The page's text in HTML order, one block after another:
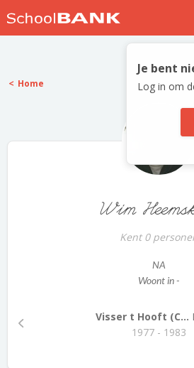
Nostalgische
Log in
Meld je gratis
Je bent
Log in om
Home
Wim
Kent 0
NA
Woont in -
Visser t Hooft (C...
1977 - 1983